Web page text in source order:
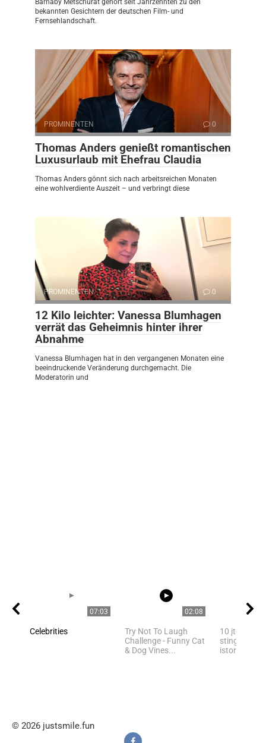
bekannten Gesichtern der deutschen Film- und
Fernsehlandschaft.
PROMINENTEN 0
Thomas Anders genießt romantischen
Luxusurlaub mit Ehefrau Claudia
Thomas Anders gönnt sich nach arbeitsreichen Monaten
eine wohlverdiente Auszeit – und verbringt diese
PROMINENTEN 0
12 Kilo leichter: Vanessa Blumhagen
verrät das Geheimnis hinter ihrer
Abnahme
Vanessa Blumhagen hat in den vergangenen Monaten eine
beeindruckende Veränderung durchgemacht. Die
Moderatorin und
07:03
Celebrities
02:08
Try Not To Laugh
Challenge - Funny Cat
& Dog Vines...
10 įtemptų,
stingdančių
istorijų
© 2026 justsmile.fun